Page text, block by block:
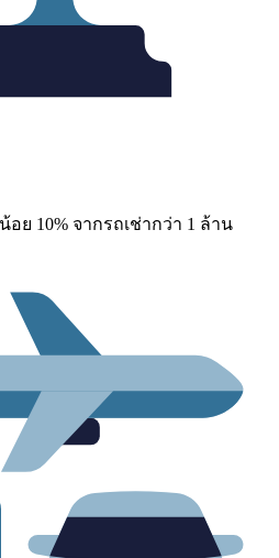
ย 10% จากรถเช่ากว่า 1 ล้าน